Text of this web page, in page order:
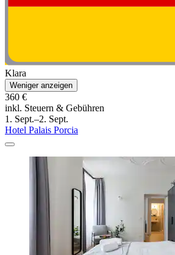
Klara
Weniger anzeigen
360 €
inkl. Steuern & Gebühren
1. Sept.–2. Sept.
Hotel Palais Porcia